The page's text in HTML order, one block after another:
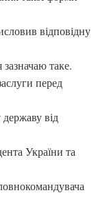
відповідну
таке.
перед
від
України та